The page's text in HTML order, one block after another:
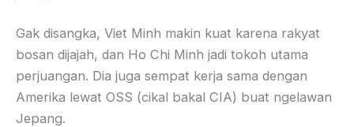
Gak disangka, Viet Minh makin kuat karena rakyat
bosan dijajah, dan Ho Chi Minh jadi tokoh utama
perjuangan. Dia juga sempat kerja sama dengan
Amerika lewat OSS (cikal bakal CIA) buat ngelawan
Jepang.